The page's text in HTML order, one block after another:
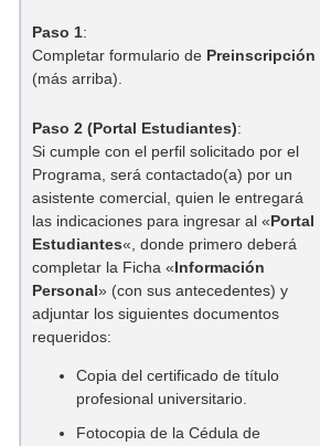
Paso 1:
Completar formulario de Preinscripción
(más arriba).
Paso 2 (Portal Estudiantes):
Si cumple con el perfil solicitado por el
Programa, será contactado(a) por un
asistente comercial, quien le entregará
las indicaciones para ingresar al «Portal
Estudiantes«, donde primero deberá
completar la Ficha «Información
Personal» (con sus antecedentes) y
adjuntar los siguientes documentos
requeridos:
Copia del certificado de título
profesional universitario.
Fotocopia de la Cédula de